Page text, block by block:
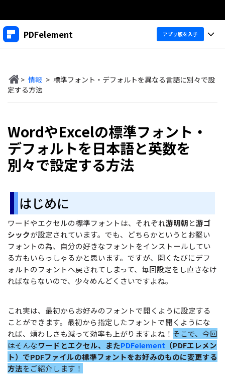
製品
概要
ソリューション
企業情報
サポート
PDFelement アプリ版を入手
デスクトップ
PDFelement Mac版
アプリ
PDFelement iOS版
Cloud
PDFelement Cloud
PDF オンラインツール
PDF を圧縮
PDF を結合
PDF をトリミング
他のオンラインツール
製品機能
PDF 作成
PDF 変換
PDF 編集
PDF フォーム
OCR
PDF 整理
PDF 結合
PDF 圧縮
トリミング
一括処理
共有・保護
個人向け
法人向け
教育向け
製品ガイド
Windowsユーザー向け
iOSユーザー向け
PDFelement 12へ
アップグレード！
ヘルプ＆リソース
PDFに関するコツ
士業に役立つ
教育現場で活用
確定申告
活用Tips
活用教室
役立つPDFテンプレート
無料ダウンロード 購入する
ログイン
検索
> 情報 > 標準フォント・デフォルトを異なる言語に別々で設
定する方法
WordやExcelの標準フォント・
デフォルトを日本語と英数を
別々で設定する方法
はじめに
ワードやエクセルの標準フォントは、それぞれ游明朝と游ゴ
シックが設定されています。でも、どちらかというとお堅い
フォントの為、自分の好きなフォントをインストールしてい
る方もいらっしゃるかと思います。ですが、開くたびにデフ
ォルトのフォントへ戻されてしまって、毎回設定をし直さなけ
ればならないので、少々めんどくさいですよね。
これ実は、最初からお好みのフォントで開くように設定する
ことができます。最初から指定したフォントで開くようにな
れば、煩わしさも減って効率も上がりますよね！ そこで、今回
はそんなワードとエクセル、またPDFelement （PDFエレメン
ト）でPDFファイルの標準フォントをお好みのものに変更する
方法をご紹介します！